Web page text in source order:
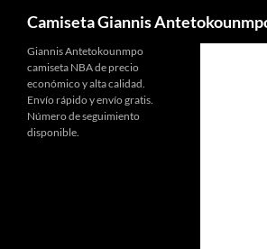
Camiseta Giannis
Giannis Antetokounmpo
camiseta NBA de precio
económico y alta calidad.
Envío rápido y envío gratis.
Número de seguimiento
disponible.